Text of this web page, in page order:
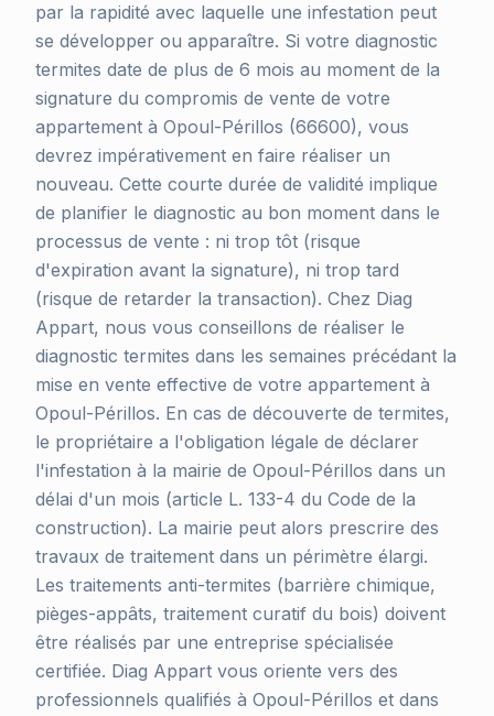
par la rapidité avec laquelle une infestation peut
se développer ou apparaître. Si votre diagnostic
termites date de plus de 6 mois au moment de la
signature du compromis de vente de votre
appartement à Opoul-Périllos (66600), vous
devrez impérativement en faire réaliser un
nouveau. Cette courte durée de validité implique
de planifier le diagnostic au bon moment dans le
processus de vente : ni trop tôt (risque
d'expiration avant la signature), ni trop tard
(risque de retarder la transaction). Chez Diag
Appart, nous vous conseillons de réaliser le
diagnostic termites dans les semaines précédant la
mise en vente effective de votre appartement à
Opoul-Périllos. En cas de découverte de termites,
le propriétaire a l'obligation légale de déclarer
l'infestation à la mairie de Opoul-Périllos dans un
délai d'un mois (article L. 133-4 du Code de la
construction). La mairie peut alors prescrire des
travaux de traitement dans un périmètre élargi.
Les traitements anti-termites (barrière chimique,
pièges-appâts, traitement curatif du bois) doivent
être réalisés par une entreprise spécialisée
certifiée. Diag Appart vous oriente vers des
professionnels qualifiés à Opoul-Périllos et dans